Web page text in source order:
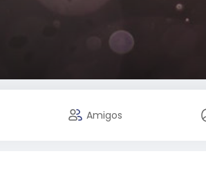
Amigos